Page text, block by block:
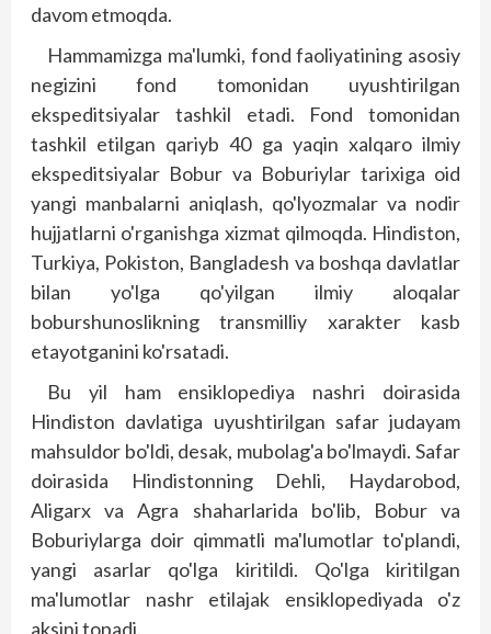
davom etmoqda.
Hammamizga ma'lumki, fond faoliyatining asosiy
negizini fond tomonidan uyushtirilgan
ekspeditsiyalar tashkil etadi. Fond tomonidan
tashkil etilgan qariyb 40 ga yaqin xalqaro ilmiy
ekspeditsiyalar Bobur va Boburiylar tarixiga oid
yangi manbalarni aniqlash, qo'lyozmalar va nodir
hujjatlarni o'rganishga xizmat qilmoqda. Hindiston,
Turkiya, Pokiston, Bangladesh va boshqa davlatlar
bilan yo'lga qo'yilgan ilmiy aloqalar
boburshunoslikning transmilliy xarakter kasb
etayotganini ko'rsatadi.
Bu yil ham ensiklopediya nashri doirasida
Hindiston davlatiga uyushtirilgan safar judayam
mahsuldor bo'ldi, desak, mubolag'a bo'lmaydi. Safar
doirasida Hindistonning Dehli, Haydarobod,
Aligarx va Agra shaharlarida bo'lib, Bobur va
Boburiylarga doir qimmatli ma'lumotlar to'plandi,
yangi asarlar qo'lga kiritildi. Qo'lga kiritilgan
ma'lumotlar nashr etilajak ensiklopediyada o'z
aksini topadi.